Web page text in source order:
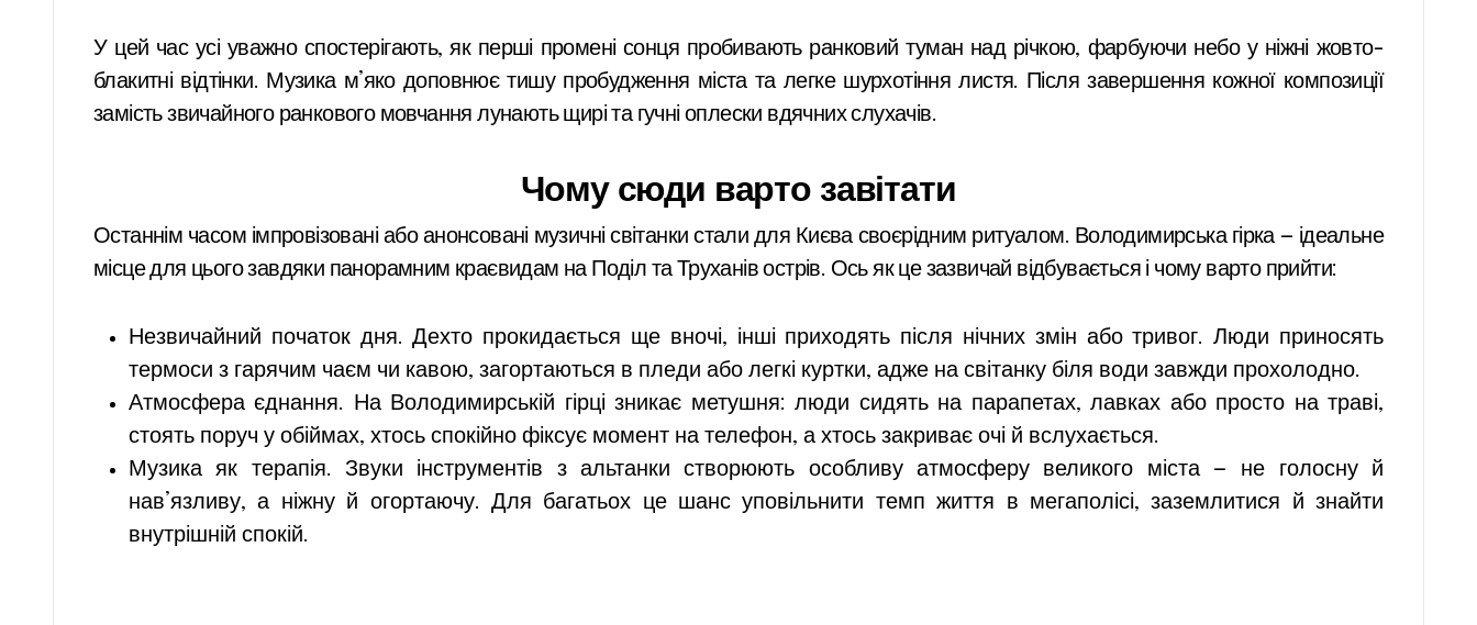
У цей час усі уважно спостерігають, як перші промені сонця пробивають ранковий туман над річкою, фарбуючи небо у ніжні жовто-
блакитні відтінки. Музика м’яко доповнює тишу пробудження міста та легке шурхотіння листя. Після завершення кожної композиції
замість звичайного ранкового мовчання лунають щирі та гучні оплески вдячних слухачів.
Чому сюди варто завітати
Останнім часом імпровізовані або анонсовані музичні світанки стали для Києва своєрідним ритуалом. Володимирська гірка — ідеальне
місце для цього завдяки панорамним краєвидам на Поділ та Труханів острів. Ось як це зазвичай відбувається і чому варто прийти:
Незвичайний початок дня. Дехто прокидається ще вночі, інші приходять після нічних змін або тривог. Люди приносять
термоси з гарячим чаєм чи кавою, загортаються в пледи або легкі куртки, адже на світанку біля води завжди прохолодно.
Атмосфера єднання. На Володимирській гірці зникає метушня: люди сидять на парапетах, лавках або просто на траві,
стоять поруч у обіймах, хтось спокійно фіксує момент на телефон, а хтось закриває очі й вслухається.
Музика як терапія. Звуки інструментів з альтанки створюють особливу атмосферу великого міста — не голосну й
нав’язливу, а ніжну й огортаючу. Для багатьох це шанс уповільнити темп життя в мегаполісі, заземлитися й знайти
внутрішній спокій.